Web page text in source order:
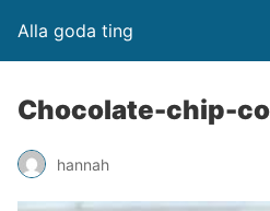
Alla goda ting
Chocolate-chip-
hannah